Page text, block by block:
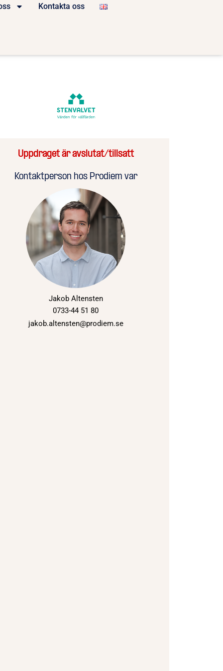
Kontakta oss
Uppdraget är avslutat/tillsatt
Kontaktperson hos Prodiem var
Jakob Altensten
0733-44 51 80
jakob.altensten@prodiem.se